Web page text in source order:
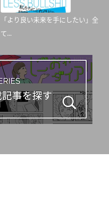
「より良い未来を手にしたい」全
て...